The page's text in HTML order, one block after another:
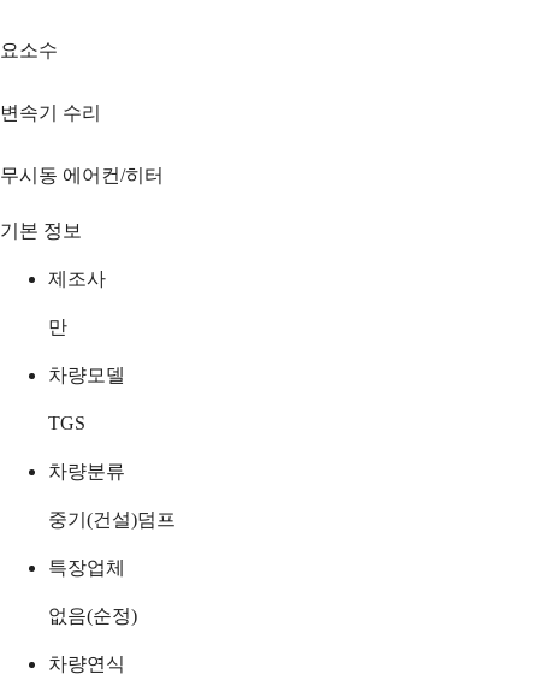
요소수
변속기 수리
무시동 에어컨/히터
기본 정보
제조사
만
차량모델
TGS
차량분류
중기(건설)덤프
특장업체
없음(순정)
차량연식